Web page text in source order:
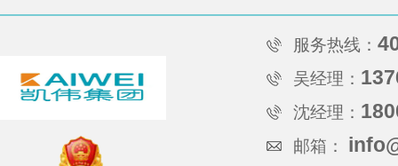
服务热线：
吴经理：
沈经理：
邮箱：